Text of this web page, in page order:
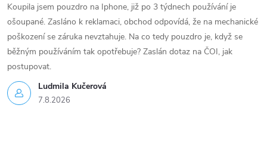
Ludmila Kučerová
7.8.2026
Koupila jsem pouzdro na Iphone, již po 3 týdnech používání je
ošoupané. Zasláno k reklamaci, obchod odpovídá, že na mechanické
poškození se záruka nevztahuje. Na co tedy pouzdro je, když se
běžným používáním tak opotřebuje? Zaslán dotaz na ČOI, jak
postupovat.